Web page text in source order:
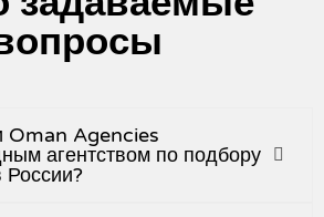
Oman Agencies
агентством по подбору
России?